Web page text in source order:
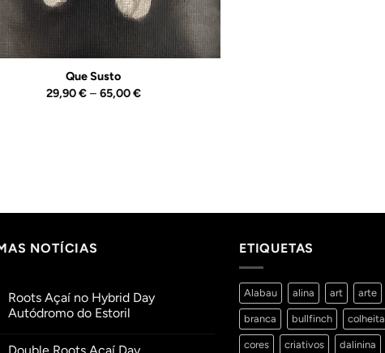
Que Susto
29,90€ – 65,00€Price
NOTÍCIAS
Roots Açaí no Hybrid Day
Autódromo do Estoril
em
ETIQUETAS
Alabau alina art arte
branca bullfinch colheita
cores criativos dalinina